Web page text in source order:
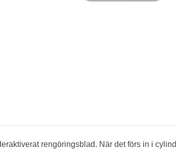
rengöringsblad. När det förs in i